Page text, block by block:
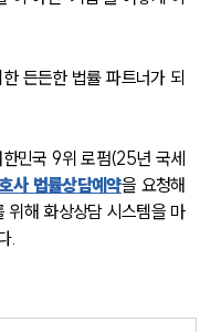
로펌
든든한 법률 파트너가 되
민국 9위 로펌(25년 국세
사 법률상담예약을 요청해
위해 화상상담 시스템을 마
.